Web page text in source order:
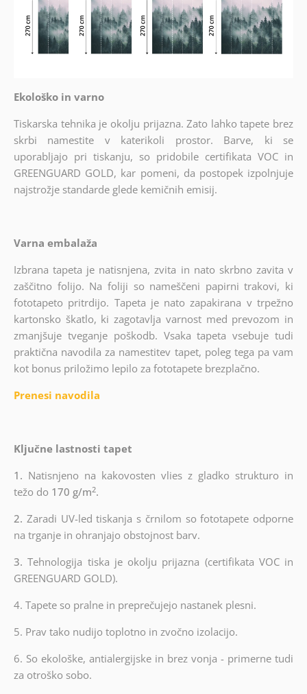
Ekološko in varno
Tiskarska tehnika je okolju prijazna. Zato lahko tapete brez
skrbi namestite v katerikoli prostor. Barve, ki se
uporabljajo pri tiskanju, so pridobile certifikata VOC in
GREENGUARD GOLD, kar pomeni, da postopek izpolnjuje
najstrožje standarde glede kemičnih emisij.
Varna embalaža
Izbrana tapeta je natisnjena, zvita in nato skrbno zavita v
zaščitno folijo. Na foliji so nameščeni papirni trakovi, ki
fototapeto pritrdijo. Tapeta je nato zapakirana v trpežno
kartonsko škatlo, ki zagotavlja varnost med prevozom in
zmanjšuje tveganje poškodb. Vsaka tapeta vsebuje tudi
praktična navodila za namestitev tapet, poleg tega pa vam
kot bonus priložimo lepilo za fototapete brezplačno.
Prenesi navodila
Ključne lastnosti tapet
1. Natisnjeno na kakovosten vlies z gladko strukturo in
težo do 170 g/m2.
2. Zaradi UV-led tiskanja s črnilom so fototapete odporne
na trganje in ohranjajo obstojnost barv.
3.Tehnologija tiska je okolju prijazna (certifikata VOC in
GREENGUARD GOLD).
4. Tapete so pralne in preprečujejo nastanek plesni.
5. Prav tako nudijo toplotno in zvočno izolacijo.
6. So ekološke, antialergijske in brez vonja - primerne tudi
za otroško sobo.